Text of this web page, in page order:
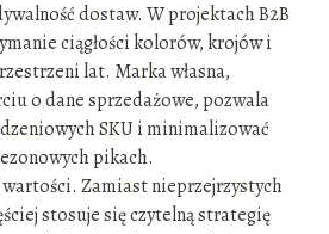
dostaw. W projektach B2B
ciągłości kolorów, krojów i
lat. Marka własna,
o dane sprzedażowe, pozwala
SKU i minimalizować
pikach.
Zamiast nieprzejrzystych
stosuje się czytelną strategię